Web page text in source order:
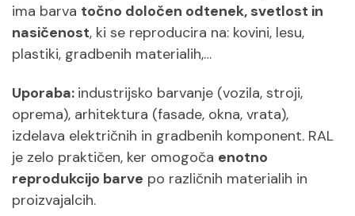
ima barva točno določen odtenek, svetlost in
nasičenost, ki se reproducira na: kovini, lesu,
plastiki, gradbenih materialih,…
Uporaba: industrijsko barvanje (vozila, stroji,
oprema), arhitektura (fasade, okna, vrata),
izdelava električnih in gradbenih komponent. RAL
je zelo praktičen, ker omogoča enotno
reprodukcijo barve po različnih materialih in
proizvajalcih.